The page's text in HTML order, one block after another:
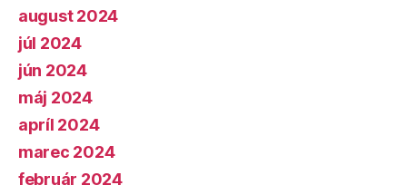
august 2024
júl 2024
jún 2024
máj 2024
apríl 2024
marec 2024
február 2024